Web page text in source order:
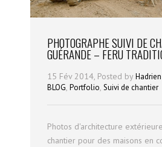
PHOTOGRAPHE SUIVI DE
GUÉRANDE – FERU
15 Fév 2014, Posted by Hadrien
BLOG, Portfolio, Suivi de chantier
Photos d'architecture
chantier pour des maisons en